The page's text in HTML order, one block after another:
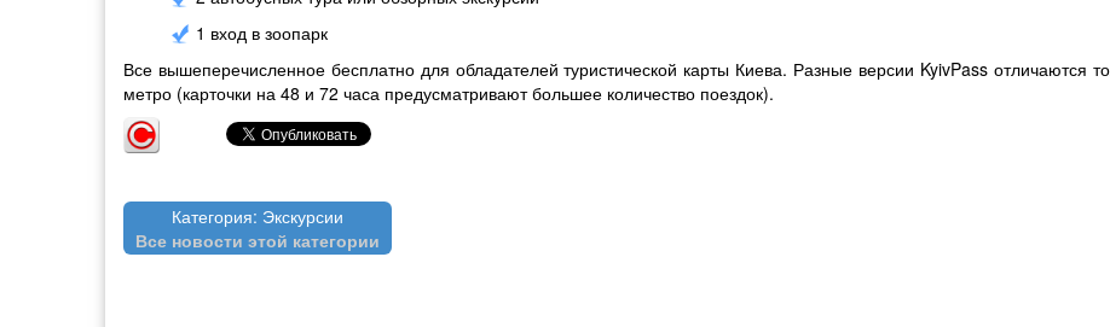
1 вход в зоопарк
Все вышеперечисленное бесплатно для обладателей туристической карты Киева. Разные версии KyivPass отличаются
метро (карточки на 48 и 72 часа предусматривают большее количество поездок).
Категория: Экскурсии
Все новости этой категории